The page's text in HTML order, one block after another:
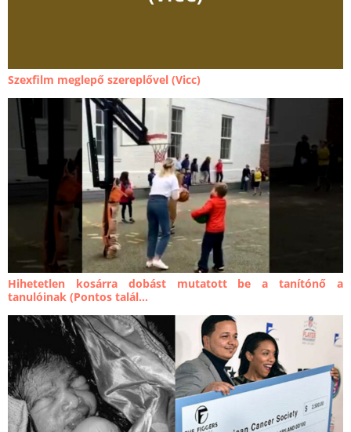
Szexfilm meglepő szereplővel (Vicc)
Hihetetlen kosárra dobást mutatott be a tanítónő a
tanulóinak (Pontos talál...